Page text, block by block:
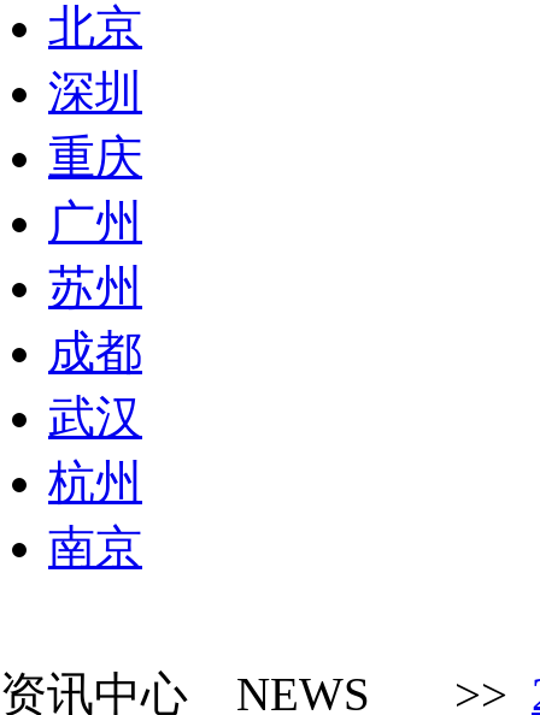
北京
深圳
重庆
广州
苏州
成都
武汉
杭州
南京
资讯中心 NEWS >>